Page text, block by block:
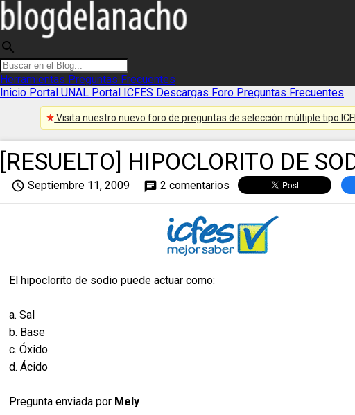
search
Herramientas Preguntas Frecuentes
Inicio Portal UNAL Portal ICFES Descargas Foro Preguntas Frecuentes
Visita nuestro nuevo foro de preguntas de selección múltiple tipo
[RESUELTO] HIPOCLORITO DE
access_time Septiembre 11, 2009 chat 2 comentarios
El hipoclorito de sodio puede actuar como:
a. Sal
b. Base
c. Óxido
d. Ácido
Pregunta enviada por Mely